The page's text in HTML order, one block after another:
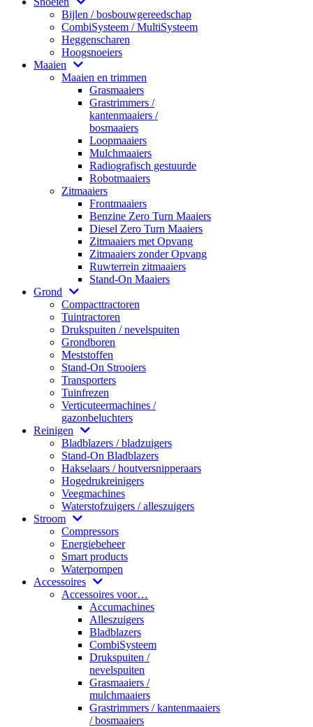
Bijlen / bosbouwgereedschap
CombiSysteem / MultiSysteem
Heggenscharen
Hoogsnoeiers
Maaien
Maaien en trimmen
Grasmaaiers
Grastrimmers /
kantenmaaiers /
bosmaaiers
Loopmaaiers
Mulchmaaiers
Radiografisch gestuurde
Robotmaaiers
Zitmaaiers
Frontmaaiers
Benzine Zero Turn Maaiers
Diesel Zero Turn Maaiers
Zitmaaiers met Opvang
Zitmaaiers zonder Opvang
Ruwterrein zitmaaiers
Stand-On Maaiers
Grond
Compacttractoren
Tuintractoren
Drukspuiten / nevelspuiten
Grondboren
Meststoffen
Stand-On Strooiers
Transporters
Tuinfrezen
Verticuteermachines /
gazonbeluchters
Reinigen
Bladblazers / bladzuigers
Stand-On Bladblazers
Hakselaars / houtversnipperaars
Hogedrukreinigers
Veegmachines
Waterstofzuigers / alleszuigers
Stroom
Compressors
Energiebeheer
Smart products
Waterpompen
Accessoires
Accessoires voor…
Accumachines
Alleszuigers
Bladblazers
CombiSysteem
Drukspuiten /
nevelspuiten
Grasmaaiers /
mulchmaaiers
Grastrimmers / kantenmaaiers
/ bosmaaiers